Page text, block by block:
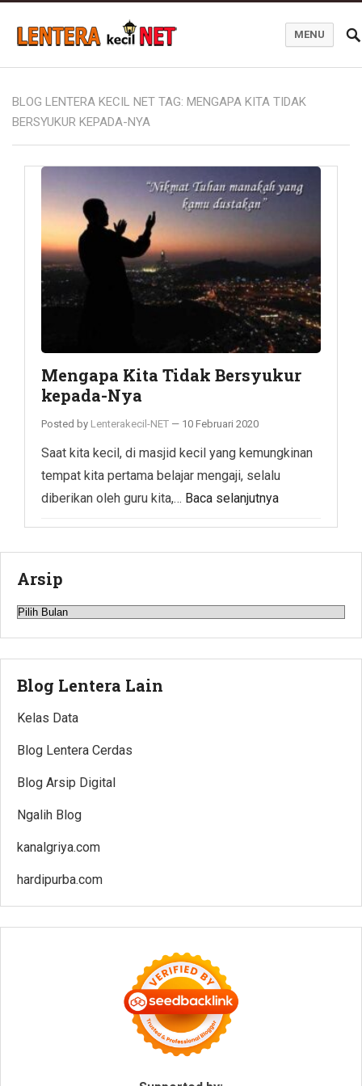
MENU
BLOG LENTERA KECIL NET TAG: MENGAPA KITA TIDAK
BERSYUKUR KEPADA-NYA
Mengapa Kita Tidak Bersyukur
kepada-Nya
Posted by Lenterakecil-NET — 10 Februari 2020
Saat kita kecil, di masjid kecil yang kemungkinan
tempat kita pertama belajar mengaji, selalu
diberikan oleh guru kita,… Baca selanjutnya
Arsip
Arsip
Blog Lentera Lain
Kelas Data
Blog Lentera Cerdas
Blog Arsip Digital
Ngalih Blog
kanalgriya.com
hardipurba.com